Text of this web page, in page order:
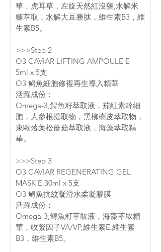
華，虎耳草，左旋天然紅沒藥,水解米
糠萃取，水解大豆勝肽，維生素B3，維
生素B5。
>>>Step 2
O3 CAVIAR LIFTING AMPOULE E
5ml x 5支
O3 鲟魚細胞修複再生導入精華
活躍成份：
Omega-3,鲟魚籽萃取液，茄紅素幹細
胞，人參根提取物，黑柳樹皮萃取物，
東歐落葉松蘑菇萃取液，海藻萃取精
華。
>>>Step 3
O3 CAVIAR REGENERATING GEL
MASK E 30ml x 5支
O3 鲟魚抗紋凝滑水柔凝膠膜
活躍成份：
Omega-3,鲟魚籽萃取液，海藻萃取精
華，收緊因子VA/VP,維生素E,維生素
B3，維生素B5。